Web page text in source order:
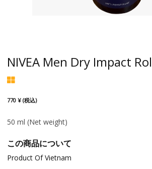
NIVEA Men Dry Impact
770 ¥ (税込)
50 ml (Net weight)
この商品について
Product Of Vietnam